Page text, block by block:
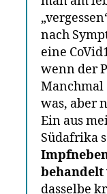
nach
eine
wenn der
was, aber
Ein aus
Südafrika
behandelt
dasselbe